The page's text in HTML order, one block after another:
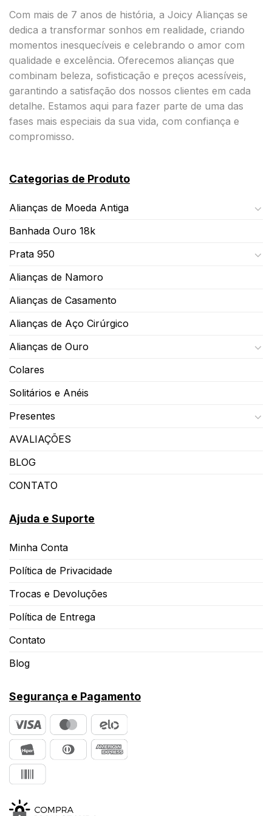
Com mais de 7 anos de história, a Joicy Alianças se
dedica a transformar sonhos em realidade, criando
momentos inesquecíveis e celebrando o amor com
qualidade e excelência. Oferecemos alianças que
combinam beleza, sofisticação e preços acessíveis,
garantindo a satisfação dos nossos clientes em cada
detalhe. Estamos aqui para fazer parte de uma das
fases mais especiais da sua vida, com confiança e
compromisso.
Categorias de Produto
Alianças de Moeda Antiga
Banhada Ouro 18k
Prata 950
Alianças de Namoro
Alianças de Casamento
Alianças de Aço Cirúrgico
Alianças de Ouro
Colares
Solitários e Anéis
Presentes
AVALIAÇÕES
BLOG
CONTATO
Ajuda e Suporte
Minha Conta
Política de Privacidade
Trocas e Devoluções
Política de Entrega
Contato
Blog
Segurança e Pagamento